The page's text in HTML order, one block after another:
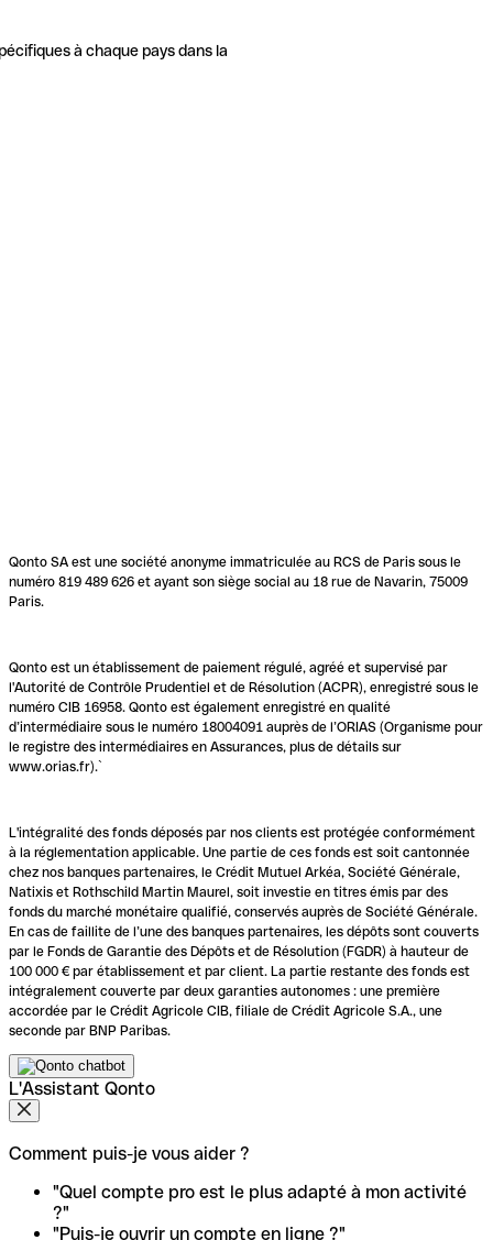
à chaque pays dans la
Qonto SA est une société anonyme immatriculée au RCS de Paris sous le
numéro 819 489 626 et ayant son siège social au 18 rue de Navarin, 75009
Paris.
Qonto est un établissement de paiement régulé, agréé et supervisé par
l'Autorité de Contrôle Prudentiel et de Résolution (ACPR), enregistré sous le
numéro CIB 16958. Qonto est également enregistré en qualité
d’intermédiaire sous le numéro 18004091 auprès de l’ORIAS (Organisme pour
le registre des intermédiaires en Assurances, plus de détails sur
www.orias.fr).`
L'intégralité des fonds déposés par nos clients est protégée conformément
à la réglementation applicable. Une partie de ces fonds est soit cantonnée
chez nos banques partenaires, le Crédit Mutuel Arkéa, Société Générale,
Natixis et Rothschild Martin Maurel, soit investie en titres émis par des
fonds du marché monétaire qualifié, conservés auprès de Société Générale.
En cas de faillite de l’une des banques partenaires, les dépôts sont couverts
par le Fonds de Garantie des Dépôts et de Résolution (FGDR) à hauteur de
100 000 € par établissement et par client. La partie restante des fonds est
intégralement couverte par deux garanties autonomes : une première
accordée par le Crédit Agricole CIB, filiale de Crédit Agricole S.A., une
seconde par BNP Paribas.
L'Assistant Qonto
Comment puis-je vous aider ?
"Quel compte pro est le plus adapté à mon activité
?"
"Puis-je ouvrir un compte en ligne ?"